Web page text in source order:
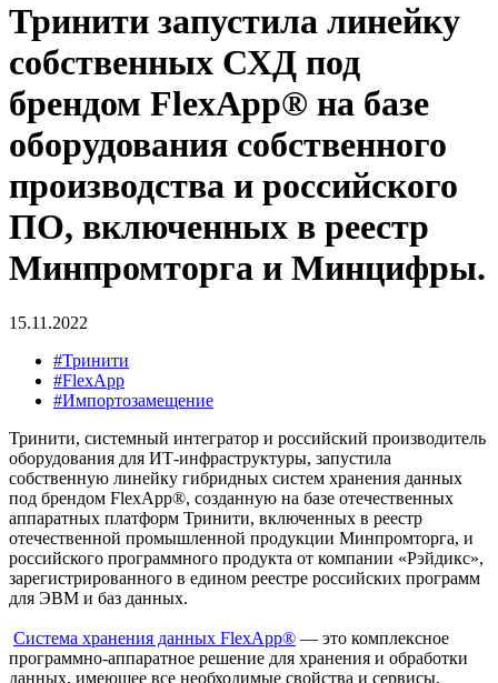
Тринити запустила линейку
собственных СХД под
брендом FlexApp® на базе
оборудования собственного
производства и российского
ПО, включенных в реестр
Минпромторга и Минцифры.
15.11.2022
#Тринити
#FlexApp
#Импортозамещение
Тринити, системный интегратор и российский производитель
оборудования для ИТ-инфраструктуры, запустила
собственную линейку гибридных систем хранения данных
под брендом FlexApp®, созданную на базе отечественных
аппаратных платформ Тринити, включенных в реестр
отечественной промышленной продукции Минпромторга, и
российского программного продукта от компании «Рэйдикс»,
зарегистрированного в едином реестре российских программ
для ЭВМ и баз данных.
Система хранения данных FlexApp® — это комплексное
программно-аппаратное решение для хранения и обработки
данных, имеющее все необходимые свойства и сервисы,